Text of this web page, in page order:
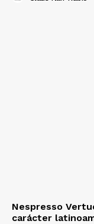
Nespresso
carácter